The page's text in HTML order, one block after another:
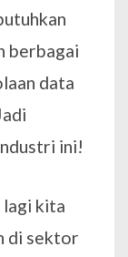
berbagai
data
ini!
lagi kita
di sektor